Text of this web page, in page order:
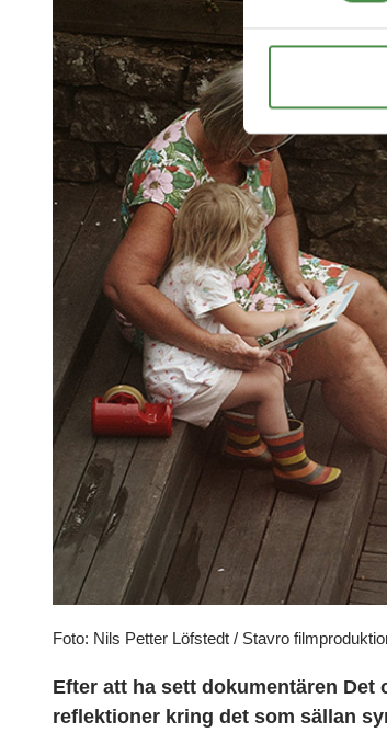
Foto: Nils Petter Löfstedt / Stavro
Efter att ha sett dokumentären
reflektioner kring det som sällan